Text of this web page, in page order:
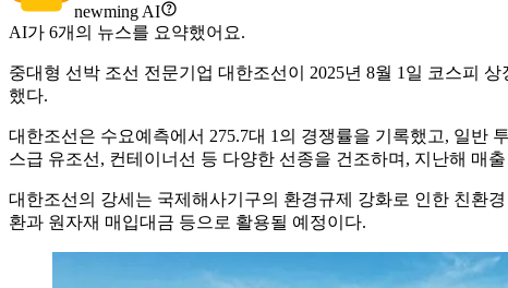
newming AI
AI가 6개의 뉴스를 요약했어요.
중대형 선박 조선 전문기업 대한조선이 2025년 8월 1일 코스피
했다.
대한조선은 수요예측에서 275.7대 1의 경쟁률을 기록했고, 일반
스급 유조선, 컨테이너선 등 다양한 선종을 건조하며, 지난해 매
대한조선의 강세는 국제해사기구의 환경규제 강화로 인한 친환
환과 원자재 매입대금 등으로 활용될 예정이다.